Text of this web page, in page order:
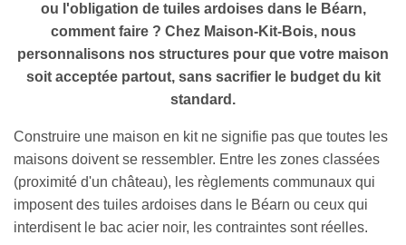
ou l'obligation de tuiles ardoises dans le Béarn,
comment faire ? Chez Maison-Kit-Bois, nous
personnalisons nos structures pour que votre maison
soit acceptée partout, sans sacrifier le budget du kit
standard.
Construire une maison en kit ne signifie pas que toutes les
maisons doivent se ressembler. Entre les zones classées
(proximité d'un château), les règlements communaux qui
imposent des tuiles ardoises dans le Béarn ou ceux qui
interdisent le bac acier noir, les contraintes sont réelles.